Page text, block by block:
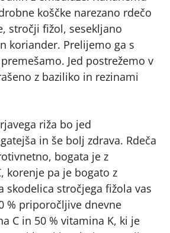
koščke narezano rdečo
stročji fižol, sesekljano
koriander. Prelijemo ga s
Jed postrežemo v
z baziliko in rezinami
riža bo jed
in še bolj zdrava. Rdeča
bogata je z
korenje pa je bogato z
skodelica stročjega fižola vas
% priporočljive dnevne
C in 50 % vitamina K, ki je